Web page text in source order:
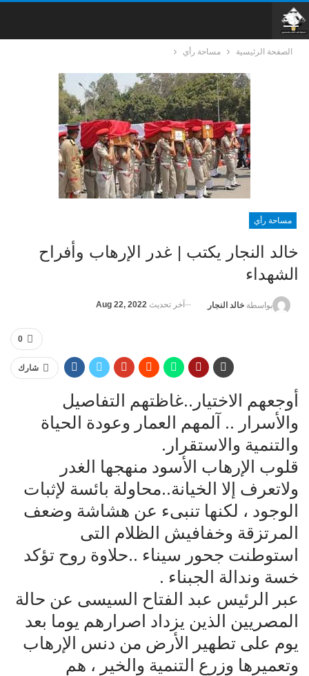
الصفحة الرئيسية مساحة رأي
مساحة رأي
خالد النجار يكتب | غدر الإرهاب وأفراح
الشهداء
بواسطة خالد النجار آخر تحديث Aug 22, 2022
0
شارك
أوجعهم الاختيار..غاظتهم التفاصيل
والأسرار .. آلمهم العمار وعودة الحياة
والتنمية والاستقرار.
قلوب الإرهاب الأسود منهجها الغدر
ولاتعرف إلا الخيانة..محاولة بائسة لإثبات
الوجود ، لكنها تنبىء عن هشاشة وضعف
المرتزقة وخفافيش الظلام التى
استوطنت جحور سيناء ..حلاوة روح تؤكد
خسة وندالة الجبناء .
عبر الرئيس عبد الفتاح السيسى عن حالة
المصريين الذين يزداد اصرارهم يوما بعد
يوم على تطهير الأرض من دنس الإرهاب
وتعميرها وزرع التنمية والخير ، هم